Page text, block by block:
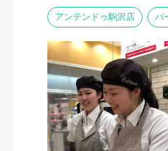
アンテンドゥ駒沢店 パ